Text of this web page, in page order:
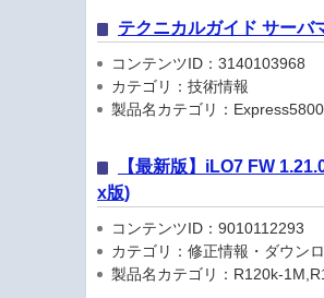
テクニカルガイド サーバ
コンテンツID：3140103968
カテゴリ：技術情報
製品名カテゴリ：
【最新版】iLO7 FW
x版)
コンテンツID：9010112293
カテゴリ：修正情報・ダウン
製品名カテゴリ：R120k-